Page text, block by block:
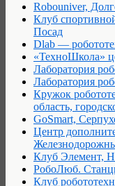
Robouniver,
Клуб
Посад
Dlab —
«ТехноШкола»
Лаборатория
Лаборатория
Кружок
область,
GoSmart,
Центр
Клуб Элемент,
РобоЛюб.
Клуб